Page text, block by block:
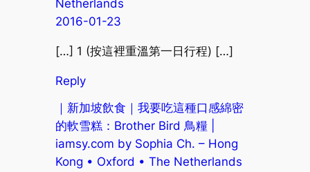
Netherlands
2016-01-23
[…] 1 (按這裡重溫第一日行程) […]
Reply
｜新加坡飲食｜我要吃這種口感綿密
的軟雪糕：Brother Bird 鳥糧 |
iamsy.com by Sophia Ch. – Hong
Kong • Oxford • The Netherlands